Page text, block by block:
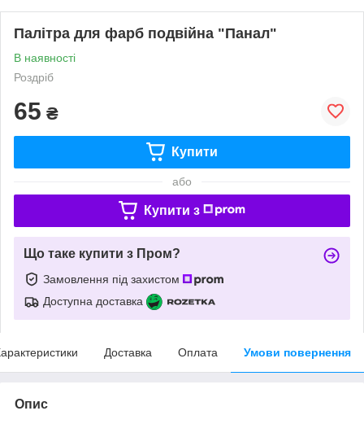
Палітра для фарб подвійна "Панал"
В наявності
Роздріб
65 ₴
Купити
або
Купити з
Що таке купити з Пром?
Замовлення під захистом
Доступна доставка
Доставка Оплата Умови повернення
Опис